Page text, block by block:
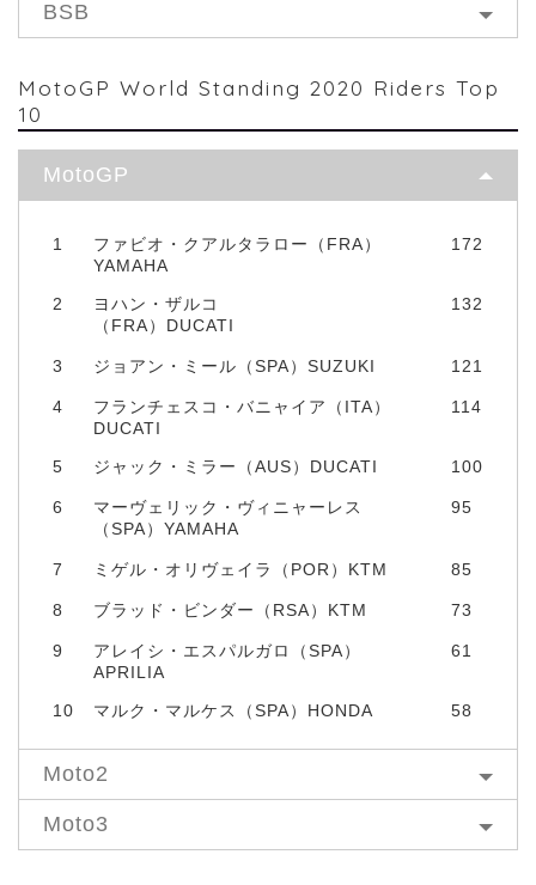
BSB
MotoGP World Standing 2020 Riders Top
10
MotoGP
1
ファビオ・クアルタラロー（FRA）
YAMAHA
172
2
ヨハン・ザルコ
（FRA）DUCATI
132
3 ジョアン・ミール（SPA）SUZUKI 121
4
フランチェスコ・バニャイア（ITA）
DUCATI
114
5 ジャック・ミラー（AUS）DUCATI 100
6
マーヴェリック・ヴィニャーレス
（SPA）YAMAHA
95
7 ミゲル・オリヴェイラ（POR）KTM 85
8 ブラッド・ビンダー（RSA）KTM 73
9
アレイシ・エスパルガロ（SPA）
APRILIA
61
10 マルク・マルケス（SPA）HONDA 58
Moto2
Moto3